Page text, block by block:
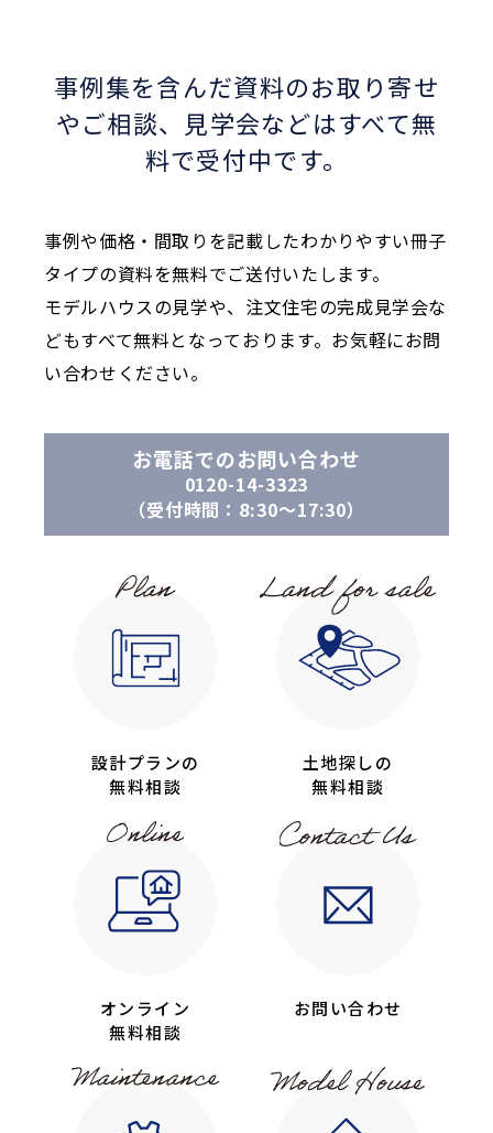
事例集を含んだ資料のお取り寄せ
やご相談、
見学会などはすべて無
料で受付中です。
事例や価格・間取りを記載したわかりやすい冊子
タイプの資料を無料でご送付いたします。
モデルハウスの見学や、注文住宅の完成見学会な
どもすべて無料となっております。お気軽にお問
い合わせください。
お電話でのお問い合わせ
0120-14-3323
（受付時間：8:30〜17:30）
設計プランの
無料相談
土地探しの
無料相談
オンライン
無料相談
お問い合わせ